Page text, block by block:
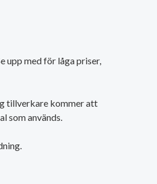
upp med för låga priser,
tillverkare kommer att
som används.